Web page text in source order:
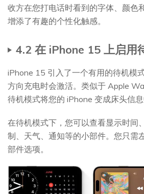
收方在您打电话时看到的字体、颜色
增添了有趣的个性化触感。
4.2 在 iPhone 15 上启用
iPhone 15 引入了一个有用的待机模
方向充电时会激活。类似于 Apple
待机模式将您的 iPhone 变成床头信息
在待机模式下，您可以查看显示时间
制、天气、通知等的小部件。您只需
部件选项。